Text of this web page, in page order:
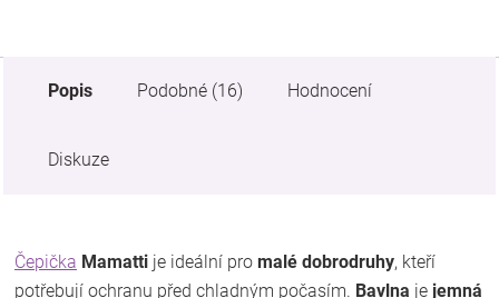
Popis Podobné (16) Hodnocení
Diskuze
Čepička Mamatti je ideální pro malé dobrodruhy, kteří
potřebují ochranu před chladným počasím. Bavlna je jemná